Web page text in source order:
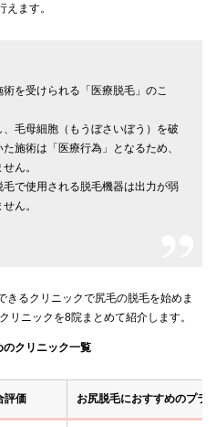
ます。
を受けられる「医療脱毛」のこ
毛母細胞（もうぼさいぼう）を破
施術は「医療行為」となるため、
ん。
で使用される脱毛機器は出力が弱
ん。
るクリニックで尻毛の脱毛を始めま
リニックを8院まとめて紹介します。
のクリニック一覧
評価 お尻脱毛におすすめのプラ